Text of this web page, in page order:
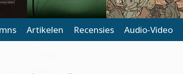
Artikelen Recensies Audio-Video